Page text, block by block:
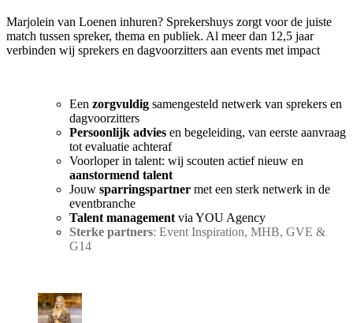
Marjolein van Loenen inhuren? Sprekershuys zorgt voor de juiste
match tussen spreker, thema en publiek. Al meer dan 12,5 jaar
verbinden wij sprekers en dagvoorzitters aan events met impact
Een zorgvuldig samengesteld netwerk van sprekers en
dagvoorzitters
Persoonlijk advies en begeleiding, van eerste aanvraag
tot evaluatie achteraf
Voorloper in talent: wij scouten actief nieuw en
aanstormend talent
Jouw sparringspartner met een sterk netwerk in de
eventbranche
Talent management via YOU Agency
Sterke partners: Event Inspiration, MHB, GVE &
G14